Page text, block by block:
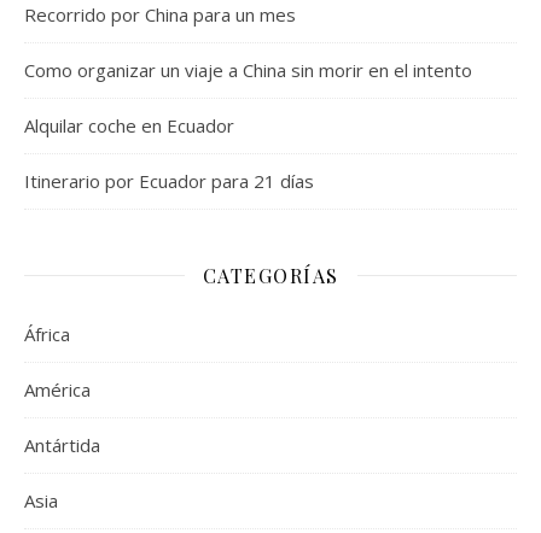
Recorrido por China para un mes
Como organizar un viaje a China sin morir en el intento
Alquilar coche en Ecuador
Itinerario por Ecuador para 21 días
CATEGORÍAS
África
América
Antártida
Asia